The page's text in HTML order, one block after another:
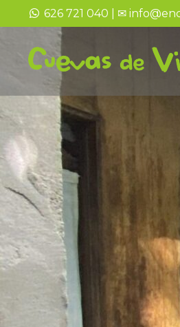
626 721 040 | ✉